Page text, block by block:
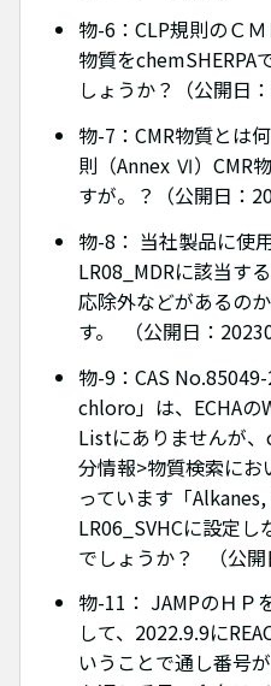
物-6：CLP規則のＣ
物質をchemSHERPA
しょうか？（公開日
物-7：CMR物質とは
則（Annex Ⅵ）CMR
すが。？（公開日：
物-8： 当社製品に使
LR08_MDRに該当す
応除外などがあるの
す。 （公開日：
物-9：CAS
chloro」は、ECHA
Listにありませんが、
分情報>物質検索にお
っています「
LR06_SVHCに設定
でしょうか？ （公開
物-11： JAMPのＨＰ
して、2022.9.9に
いうことで通し番号